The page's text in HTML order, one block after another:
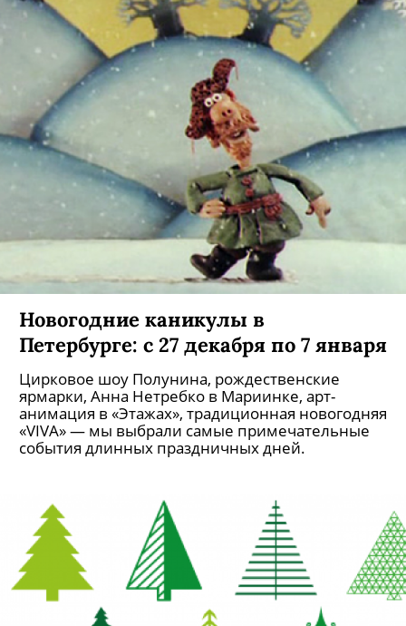
Новогодние каникулы в
Петербурге: с 27 декабря по 7 января
Цирковое шоу Полунина, рождественские
ярмарки, Анна Нетребко в Мариинке, арт-
анимация в «Этажах», традиционная новогодняя
«VIVA» — мы выбрали самые примечательные
события длинных праздничных дней.